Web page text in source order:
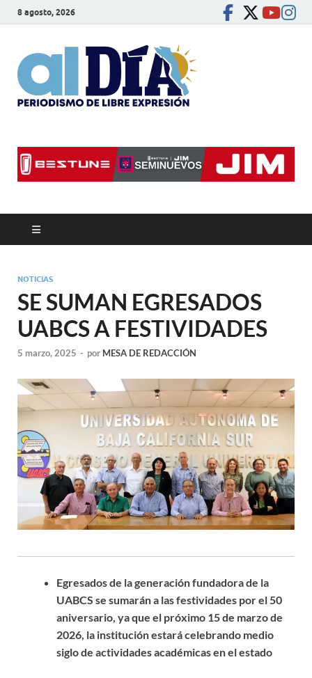
8 agosto, 2026
NOTICIAS
SE SUMAN EGRESADOS
UABCS A FESTIVIDADES
5 marzo, 2025 - por MESA DE REDACCIÓN
Egresados de la generación fundadora de la
UABCS se sumarán a las festividades por el 50
aniversario, ya que el próximo 15 de marzo de
2026, la institución estará celebrando medio
siglo de actividades académicas en el estado